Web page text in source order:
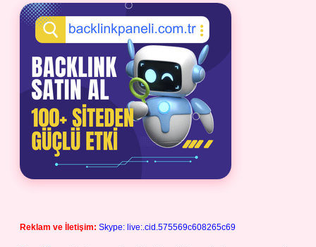
Reklam ve İletişim: Skype: live:.cid.575569c608265c69